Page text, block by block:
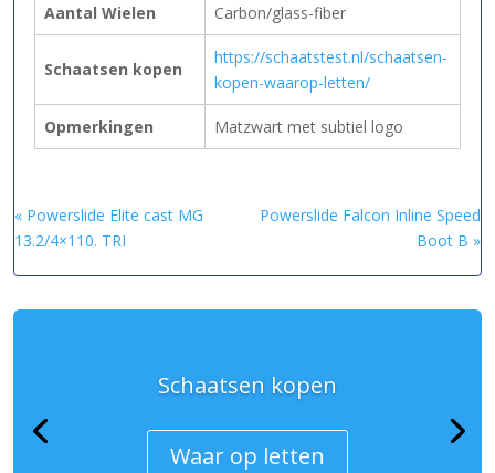
Aantal Wielen Carbon/glass-fiber
Schaatsen kopen
https://schaatstest.nl/schaatsen-
kopen-waarop-letten/
Opmerkingen Matzwart met subtiel logo
« Powerslide Elite cast MG
13.2/4×110. TRI
Powerslide Falcon Inline Speed
Boot B »
Schaatsen kopen
Waar op letten